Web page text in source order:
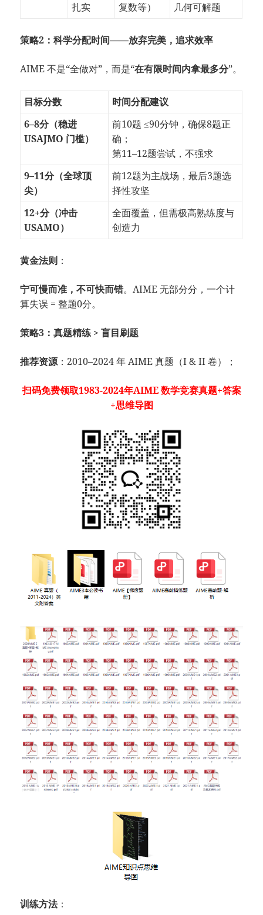
扎实
复数等）
几何可解题
策略2：科学分配时间——放弃完美，追求效率
AIME 不是“全做对”，而是“在有限时间内拿最多分”。
目标分数
时间分配建议
6–8分（稳进
USAJMO 门槛）
前10题 ≤90分钟，确保8题正
确；
第11–12题尝试，不强求
9–11分（全球顶
尖）
前12题为主战场，最后3题选
择性攻坚
12+分（冲击
USAMO）
全面覆盖，但需极高熟练度与
创造力
黄金法则 ：
宁可慢而准，不可快而错。AIME 无部分分，一个计
算失误 = 整题0分。
策略3：真题精练 > 盲目刷题
推荐资源：2010–2024 年 AIME 真题（I & II 卷）；
扫码免费领取1983-2024年AIME 数学竞赛真题+答案
+思维导图
训练方法：